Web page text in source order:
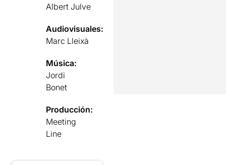
Albert Julve
Audiovisuales:
Marc Lleixà
Música:
Jordi
Bonet
Producción:
Meeting
Line